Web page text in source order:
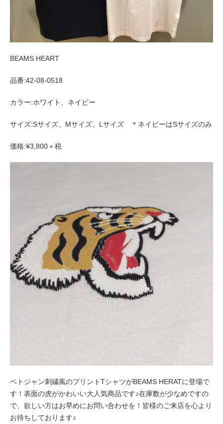
BEAMS HEART
品番:42-08-0518
カラー:ホワイト、ネイビー
サイズ:Sサイズ、Mサイズ、Lサイズ ＊ネイビーはSサイズのみ
価格:¥3,800＋税
ベトジャン刺繍風のプリントTシャツがBEAMS HERATに登場で
す！表面の虎がかわいい大人気商品です♪在庫数が少なめですの
で、欲しい方はお早めにお問い合わせを！皆様のご来店を心より
お待ちしております♪